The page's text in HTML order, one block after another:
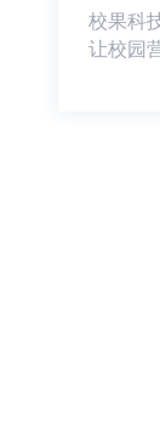
校果科
让校园